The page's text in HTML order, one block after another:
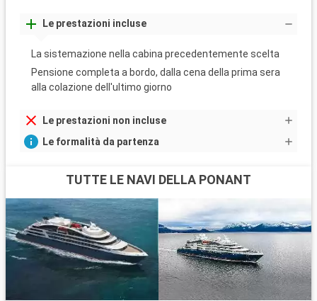
Le prestazioni incluse
La sistemazione nella cabina precedentemente scelta
Pensione completa a bordo, dalla cena della prima sera
alla colazione dell'ultimo giorno
Le prestazioni non incluse
Le formalità da partenza
TUTTE LE NAVI DELLA PONANT